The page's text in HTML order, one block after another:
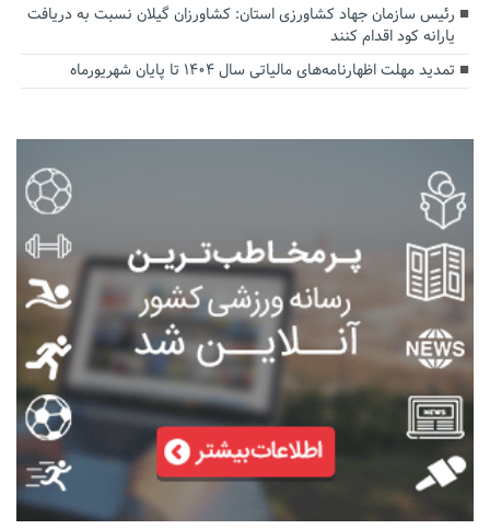
رئیس سازمان جهاد کشاورزی استان: کشاورزان گیلان نسبت به دریافت
یارانه کود اقدام کنند
تمدید مهلت اظهارنامه‌های مالیاتی سال ۱۴۰۴ تا پایان شهریورماه